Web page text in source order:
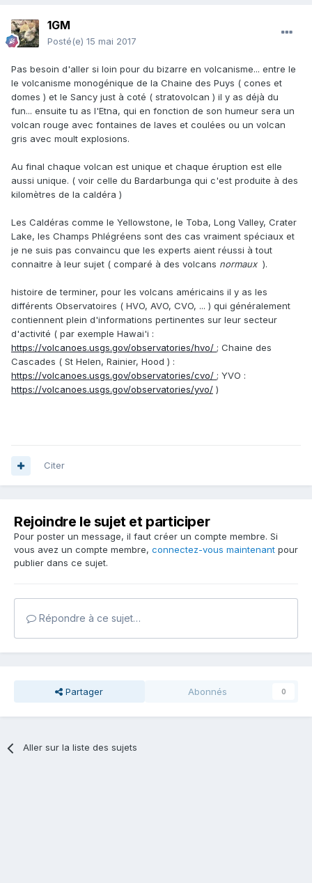
1GM
Posté(e) 15 mai 2017
Pas besoin d'aller si loin pour du bizarre en volcanisme... entre le
le volcanisme monogénique de la Chaine des Puys ( cones et
domes ) et le Sancy just à coté ( stratovolcan ) il y as déjà du
fun... ensuite tu as l'Etna, qui en fonction de son humeur sera un
volcan rouge avec fontaines de laves et coulées ou un volcan
gris avec moult explosions.
Au final chaque volcan est unique et chaque éruption est elle
aussi unique. ( voir celle du Bardarbunga qui c'est produite à des
kilomètres de la caldéra )
Les Caldéras comme le Yellowstone, le Toba, Long Valley, Crater
Lake, les Champs Phlégréens sont des cas vraiment spéciaux et
je ne suis pas convaincu que les experts aient réussi à tout
connaitre à leur sujet ( comparé à des volcans normaux ).
histoire de terminer, pour les volcans américains il y as les
différents Observatoires ( HVO, AVO, CVO, ... ) qui généralement
contiennent plein d'informations pertinentes sur leur secteur
d'activité ( par exemple Hawai'i :
https://volcanoes.usgs.gov/observatories/hvo/ ; Chaine des
Cascades ( St Helen, Rainier, Hood ) :
https://volcanoes.usgs.gov/observatories/cvo/ ; YVO :
https://volcanoes.usgs.gov/observatories/yvo/ )
Citer
Rejoindre le sujet et participer
Pour poster un message, il faut créer un compte membre. Si
vous avez un compte membre, connectez-vous maintenant pour
publier dans ce sujet.
Répondre à ce sujet…
Partager Abonnés 0
Aller sur la liste des sujets